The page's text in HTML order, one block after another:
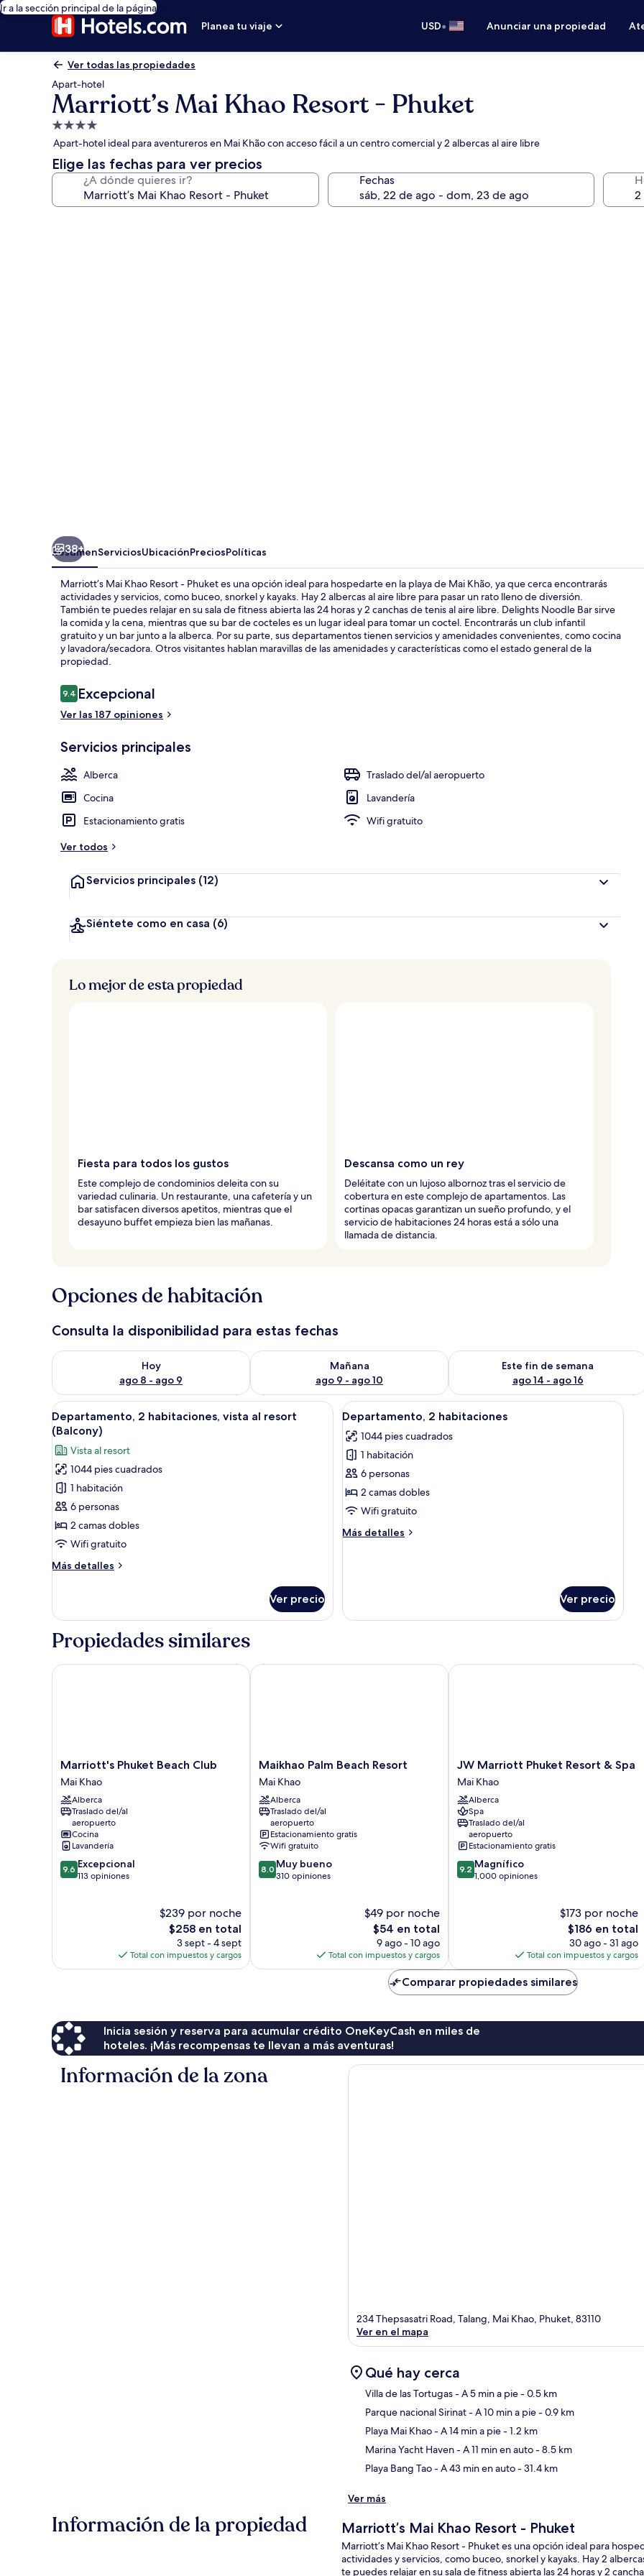
Ir a la sección principal de la página
Planea tu viaje
USD• Anunciar una propiedad
Ver todas las propiedades
Apart-hotel
Marriott’s Mai Khao Resort - Phuket
Propiedad
de
4.0
estrellas
Apart-hotel ideal para aventureros en Mai Khão con acceso fácil a un centro comercial y 2 albercas al aire libre
Elige las fechas para ver precios
¿A dónde quieres ir? Fechas
38+
ResumenServiciosUbicaciónPreciosPolíticas
Marriott’s Mai Khao Resort - Phuket es una opción ideal para hospedarte en la playa de Mai Khão, ya que cerca encontrarás
actividades y servicios, como buceo, snorkel y kayaks. Hay 2 albercas al aire libre para pasar un rato lleno de diversión.
También te puedes relajar en su sala de fitness abierta las 24 horas y 2 canchas de tenis al aire libre. Delights Noodle Bar sirve
la comida y la cena, mientras que su bar de cocteles es un lugar ideal para tomar un coctel. Encontrarás un club infantil
gratuito y un bar junto a la alberca. Por su parte, sus departamentos tienen servicios y amenidades convenientes, como cocina
y lavadora/secadora. Otros visitantes hablan maravillas de las amenidades y características como el estado general de la
propiedad.
Opiniones
9.49.4 de 10,
Excepcional
Ver las 187 opiniones
Servicios principales
Alberca
Traslado del/al aeropuerto
Cocina
Lavandería
Estacionamiento gratis
Wifi gratuito
Ver todos
Servicios principales (12)
Siéntete como en casa (6)
Lo mejor de esta propiedad
Fiesta para todos los gustos
Este complejo de condominios deleita con su
variedad culinaria. Un restaurante, una cafetería y un
bar satisfacen diversos apetitos, mientras que el
desayuno buffet empieza bien las mañanas.
Descansa como un rey
Deléitate con un lujoso albornoz tras el servicio de
cobertura en este complejo de apartamentos. Las
cortinas opacas garantizan un sueño profundo, y el
servicio de habitaciones 24 horas está a sólo una
llamada de distancia.
Opciones de habitación
Consulta la disponibilidad para estas fechas
Hoy
ago 8 - ago 9
Consulta la disponibilidad para hoy ago 8 - ago 9
Mañana
ago 9 - ago 10
Consulta la disponibilidad para mañana ago 9 - ago 10
Este fin de semana
ago 14 - ago 16
Consulta la disponibilidad para este
Abrir
todas
las
fotos
de
Departamento,
2
habitaciones,
vista
resort
Una habitación de hotel moderna con sofá, sillas, una mesa de comedor y televisor.
9
Departamento, 2 habitaciones, vista al resort
(Balcony)
Vista al resort
1044 pies cuadrados
1 habitación
6 personas
2 camas dobles
Wifi gratuito
Más detalles
Más
2
vista
resort
Ver precio
Abrir
todas
las
fotos
de
Departamento,
2
Habitación de hotel con una cama
10
Departamento, 2 habitaciones
1044 pies cuadrados
1 habitación
6 personas
2 camas dobles
Wifi gratuito
Más detalles
Más
Ver precio
Propiedades similares
Marriott's
Phuket
Beach
Club
Mai
Khao
Marriott's Phuket Beach Club
Mai Khao
Alberca
Traslado del/al
aeropuerto
Cocina
Lavandería
9.6
de
9.6 Excepcional
113 opiniones
$239 por noche
El
precio
actual
es
$258 en total
3 sept - 4 sept
Total con impuestos y cargos
Marriott's Phuket Beach Club
Maikhao
Palm
Beach
Resort
Mai
Khao
Maikhao Palm Beach Resort
Mai Khao
Alberca
Traslado del/al
aeropuerto
Estacionamiento gratis
Wifi gratuito
8.0
de
8.0 Muy bueno
310 opiniones
$49 por noche
El
precio
actual
es
$54 en total
9 ago - 10 ago
Total con impuestos y cargos
Maikhao Palm Beach Resort
JW
Marriott
Phuket
Resort
&
Spa
Mai
Khao
JW Marriott Phuket Resort & Spa
Mai Khao
Alberca
Spa
Traslado del/al
aeropuerto
Estacionamiento gratis
9.2
de
9.2 Magnífico
1,000 opiniones
$173 por noche
El
precio
actual
es
de
$186
$186 en total
30 ago - 31 ago
Total con impuestos y cargos
JW Marriott Phuket Resort & Spa
Comparar propiedades similares
Inicia sesión y reserva para acumular crédito OneKeyCash en miles de
hoteles. ¡Más recompensas te llevan a más aventuras!
Información de la zona
234 Thepsasatri Road, Talang, Mai Khao, Phuket, 83110
Ver en el mapa
Qué hay cerca
Villa de las Tortugas- A 5 min a pie- 0.5 km
Parque nacional Sirinat- A 10 min a pie- 0.9 km
Playa Mai Khao- A 14 min a pie- 1.2 km
Marina Yacht Haven- A 11 min en auto- 8.5 km
Playa Bang Tao- A 43 min en auto- 31.4 km
Ver más
Información de la propiedad Marriott’s Mai Khao Resort - Phuket
Marriott’s Mai Khao Resort - Phuket es una opción ideal para
actividades y servicios, como buceo, snorkel y kayaks. Hay 2
te puedes relajar en su sala de fitness abierta las 24 horas y 2